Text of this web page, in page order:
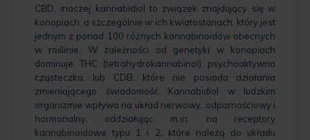
CBD, inaczej kannabidiol to związek znajdujący się w
konopiach, a szczególnie w ich kwiatostanach, który jest
jednym z ponad 100 różnych kannabinoidów obecnych
w roślinie. W zależności od genetyki w konopiach
dominuje THC (tetrahydrokannabinol) psychoaktywna
cząsteczka, lub CDB, które nie posiada działania
zmieniającego świadomość. Kannabidiol w ludzkim
organizmie wpływa na układ nerwowy, odpornościowy i
hormonalny, oddziałując m.in. na receptory
kannabinoidowe typu 1 i 2, które należą do układu